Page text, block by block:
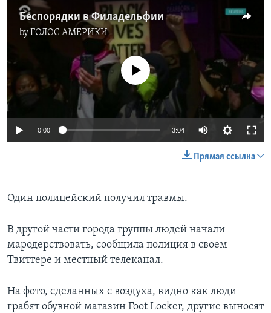
Беспорядки в Филадельфии
byГОЛОС АМЕРИКИ
No media source currently available
0:00 3:04
Прямая ссылка
Один полицейский получил травмы.
В другой части города группы людей начали
мародерствовать, сообщила полиция в своем
Твиттере и местный телеканал.
На фото, сделанных с воздуха, видно как люди
грабят обувной магазин Foot Locker, другие выносят